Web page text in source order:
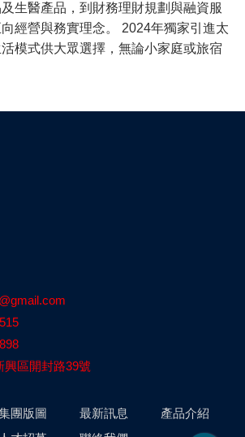
生醫產品，到財務理財規劃與融資服
經營與務實理念。 2024年獨家引進太
模式供大眾選擇，無論小家庭或旅宿
興區開封路39號
團版圖 最新訊息
產品介紹